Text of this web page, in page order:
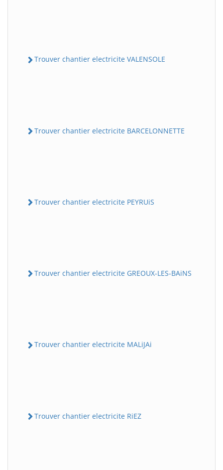
Trouver chantier electricite VALENSOLE
Trouver chantier electricite BARCELONNETTE
Trouver chantier electricite PEYRUiS
Trouver chantier electricite GREOUX-LES-BAiNS
Trouver chantier electricite MALiJAi
Trouver chantier electricite RiEZ